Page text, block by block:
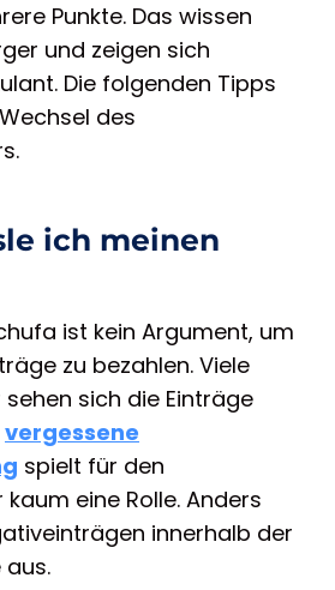
Punkte. Das wissen
und zeigen sich
Die folgenden Tipps
des
ich meinen
ist kein Argument, um
zu bezahlen. Viele
sich die Einträge
vergessene
spielt für den
eine Rolle. Anders
innerhalb der
aus.